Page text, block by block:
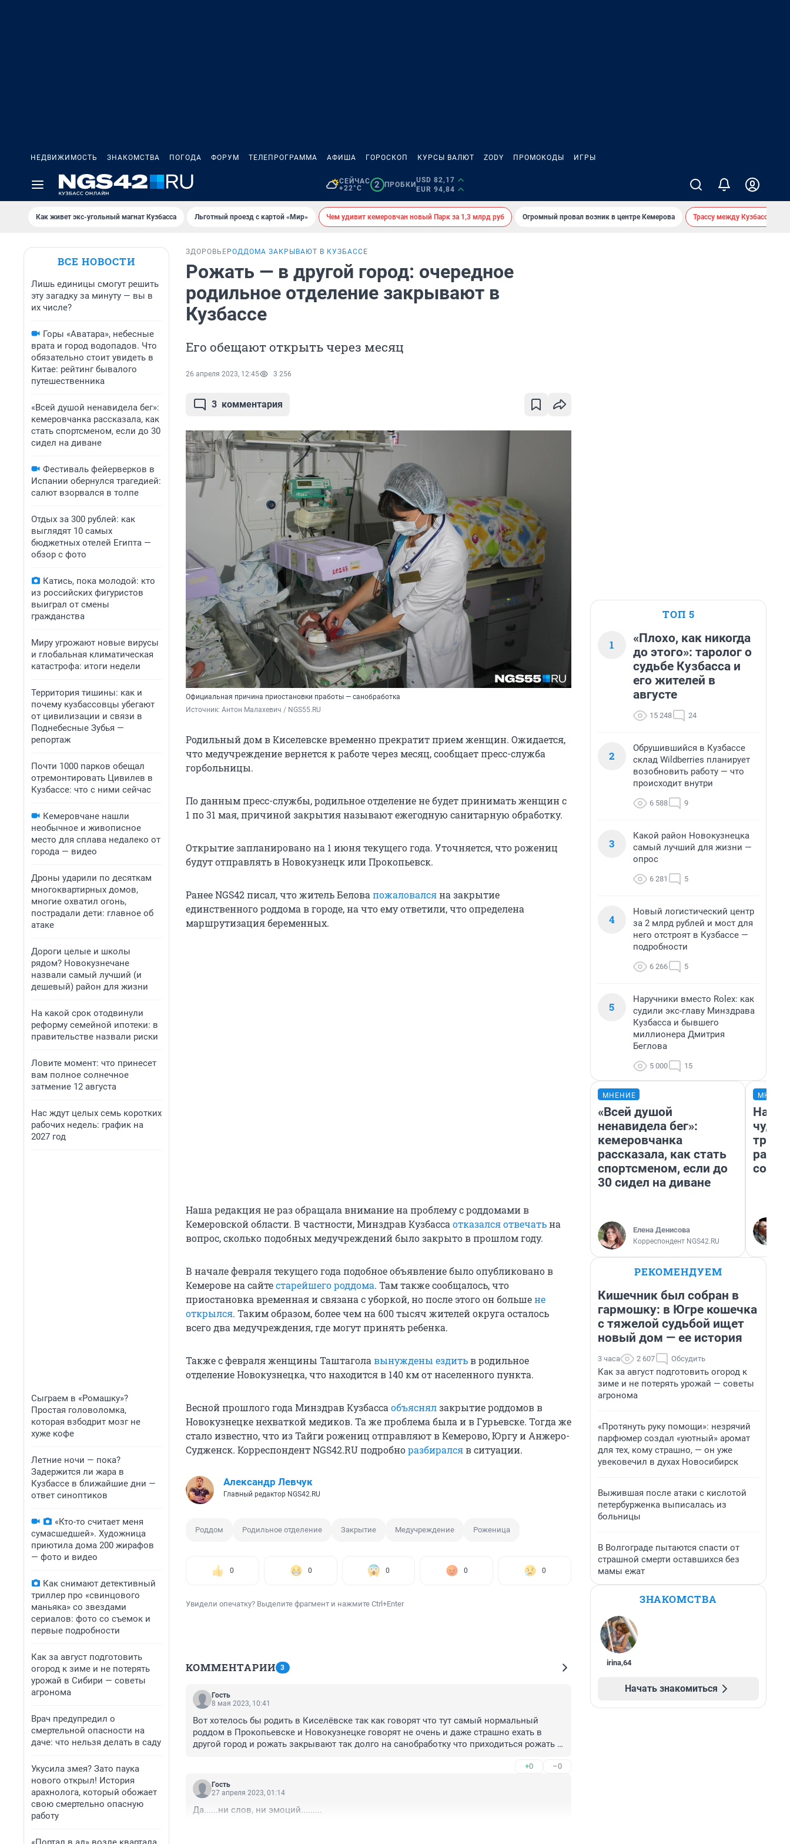
НЕДВИЖИМОСТЬ ЗНАКОМСТВА ПОГОДА ФОРУМ ТЕЛЕПРОГРАММА АФИША ГОРОСКОП КУРСЫ ВАЛЮТ ZODY ПРОМОКОДЫ ИГРЫ
СЕЙЧАС
+22°C
2 ПРОБКИ
USD 82,17
EUR 94,84
Как живет экс-угольный магнат Кузбасса Льготный проезд с картой «Мир» Чем удивит кемеровчан новый Парк за 1,3 млрд руб Огромный провал возник в центре Кемерова Трассу между Кузбассом и
ВСЕ НОВОСТИ
Лишь единицы смогут решить
эту загадку за минуту — вы в
их числе?
Горы «Аватара», небесные
врата и город водопадов. Что
обязательно стоит увидеть в
Китае: рейтинг бывалого
путешественника
«Всей душой ненавидела бег»:
кемеровчанка рассказала, как
стать спортсменом, если до 30
сидел на диване
Фестиваль фейерверков в
Испании обернулся трагедией:
салют взорвался в толпе
Отдых за 300 рублей: как
выглядят 10 самых
бюджетных отелей Египта —
обзор с фото
Катись, пока молодой: кто
из российских фигуристов
выиграл от смены
гражданства
Миру угрожают новые вирусы
и глобальная климатическая
катастрофа: итоги недели
Территория тишины: как и
почему кузбассовцы убегают
от цивилизации и связи в
Поднебесные Зубья —
репортаж
Почти 1000 парков обещал
отремонтировать Цивилев в
Кузбассе: что с ними сейчас
Кемеровчане нашли
необычное и живописное
место для сплава недалеко от
города — видео
Дроны ударили по десяткам
многоквартирных домов,
многие охватил огонь,
пострадали дети: главное об
атаке
Дороги целые и школы
рядом? Новокузнечане
назвали самый лучший (и
дешевый) район для жизни
На какой срок отодвинули
реформу семейной ипотеки: в
правительстве назвали риски
Ловите момент: что принесет
вам полное солнечное
затмение 12 августа
Нас ждут целых семь коротких
рабочих недель: график на
2027 год
Сыграем в «Ромашку»?
Простая головоломка,
которая взбодрит мозг не
хуже кофе
Летние ночи — пока?
Задержится ли жара в
Кузбассе в ближайшие дни —
ответ синоптиков
«Кто-то считает меня
сумасшедшей». Художница
приютила дома 200 жирафов
— фото и видео
Как снимают детективный
триллер про «свинцового
маньяка» со звездами
сериалов: фото со съемок и
первые подробности
Как за август подготовить
огород к зиме и не потерять
урожай в Сибири — советы
агронома
Врач предупредил о
смертельной опасности на
даче: что нельзя делать в саду
Укусила змея? Зато паука
нового открыл! История
арахнолога, который обожает
свою смертельно опасную
работу
ЗДОРОВЬЕ РОДДОМА ЗАКРЫВАЮТ В КУЗБАССЕ
Рожать — в другой город: очередное
родильное отделение закрывают в
Кузбассе
Его обещают открыть через месяц
26 апреля 2023, 12:45 3 256
3 комментария
Официальная причина приостановки пработы — санобработка
Источник: Антон Малахевич / NGS55.RU
Родильный дом в Киселевске временно прекратит прием женщин. Ожидается,
что медучреждение вернется к работе через месяц, сообщает пресс-служба
горбольницы.
По данным пресс-службы, родильное отделение не будет принимать женщин с
1 по 31 мая, причиной закрытия называют ежегодную санитарную обработку.
Открытие запланировано на 1 июня текущего года. Уточняется, что рожениц
будут отправлять в Новокузнецк или Прокопьевск.
Ранее NGS42 писал, что житель Белова пожаловалсяна закрытие
единственного роддома в городе, на что ему ответили, что определена
маршрутизация беременных.
Наша редакция не раз обращала внимание на проблему с роддомами в
Кемеровской области. В частности, Минздрав Кузбасса отказался отвечатьна
вопрос, сколько подобных медучреждений было закрыто в прошлом году.
В начале февраля текущего года подобное объявление было опубликовано в
Кемерове на сайтестарейшего роддома. Там также сообщалось, что
приостановка временная и связана с уборкой, но после этого он большене
открылся. Таким образом, более чем на 600 тысяч жителей округа осталось
всего два медучреждения, где могут принять ребенка.
Также с февраля женщины Таштагола вынуждены ездитьв родильное
отделение Новокузнецка, что находится в 140 км от населенного пункта.
Весной прошлого года Минздрав Кузбасса объяснялзакрытие роддомов в
Новокузнецке нехваткой медиков. Та же проблема была и в Гурьевске. Тогда же
стало известно, что из Тайги рожениц отправляют в Кемерово, Юргу и Анжеро-
Судженск. Корреспондент NGS42.RU подробноразбиралсяв ситуации.
Александр Левчук
Главный редактор NGS42.RU
Роддом Родильное отделение Закрытие Медучреждение Роженица
0 0 0 0 0
Увидели опечатку? Выделите фрагмент и нажмите Ctrl+Enter
КОММЕНТАРИИ 3
Гость
8 мая 2023, 10:41
Вот хотелось бы родить в Киселёвске так как говорят что тут самый нормальный
роддом в Прокопьевске и Новокузнецке говорят не очень и даже страшно ехать в
другой город и рожать закрывают так долго на санобработку что приходиться рожать
+0 –0
Гость
27 апреля 2023, 01:14
Да......ни слов, ни эмоций.........
ТОП 5
1
«Плохо, как никогда
до этого»: таролог о
судьбе Кузбасса и
его жителей в
августе
15 248 24
2
Обрушившийся в Кузбассе
склад Wildberries планирует
возобновить работу — что
происходит внутри
6 588 9
3
Какой район Новокузнецка
самый лучший для жизни —
опрос
6 281 5
4
Новый логистический центр
за 2 млрд рублей и мост для
него отстроят в Кузбассе —
подробности
6 266 5
5
Наручники вместо Rolex: как
судили экс-главу Минздрава
Кузбасса и бывшего
миллионера Дмитрия
Беглова
5 000 15
МНЕНИЕ
«Всей душой
ненавидела бег»:
кемеровчанка
рассказала, как стать
спортсменом, если до
30 сидел на диване
Елена Денисова
Корреспондент NGS42.RU
РЕКОМЕНДУЕМ
Кишечник был собран в
гармошку: в Югре кошечка
с тяжелой судьбой ищет
новый дом — ее история
3 часа 2 607 Обсудить
Как за август подготовить огород к
зиме и не потерять урожай — советы
агронома
«Протянуть руку помощи»: незрячий
парфюмер создал «уютный» аромат
для тех, кому страшно, — он уже
увековечил в духах Новосибирск
Выжившая после атаки с кислотой
петербурженка выписалась из
больницы
В Волгограде пытаются спасти от
страшной смерти оставшихся без
мамы ежат
ЗНАКОМСТВА
irina,64
Начать знакомиться